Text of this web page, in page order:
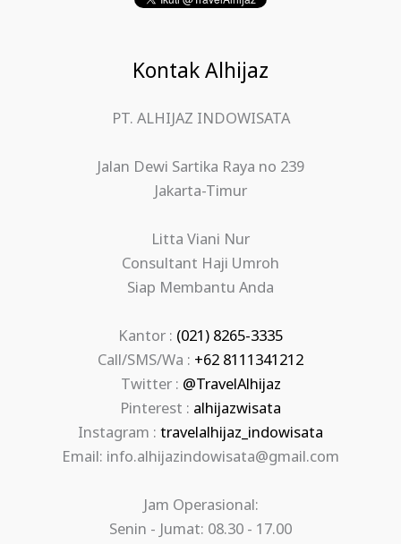
Kontak Alhijaz
PT. ALHIJAZ INDOWISATA
Jalan Dewi Sartika Raya no 239
Jakarta-Timur
Litta Viani Nur
Consultant Haji Umroh
Siap Membantu Anda
Kantor : (021) 8265-3335
Call/SMS/Wa : +62 8111341212
Twitter : @TravelAlhijaz
Pinterest : alhijazwisata
Instagram : travelalhijaz_indowisata
Email: info.alhijazindowisata@gmail.com
Jam Operasional:
Senin - Jumat: 08.30 - 17.00